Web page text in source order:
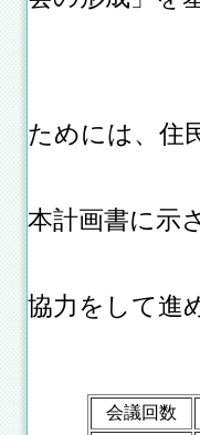
理基本
「全員参
ためには、住
スタイル
本計画書に示
向かって
協力をして進
会議回数